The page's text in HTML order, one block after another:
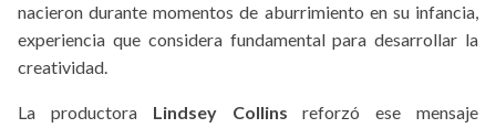
nacieron durante momentos de aburrimiento en su infancia,
experiencia que considera fundamental para desarrollar la
creatividad.
La productora Lindsey Collins reforzó ese mensaje